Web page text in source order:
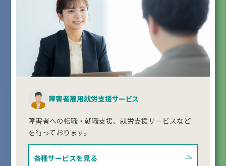
障害者雇用就労支援サービス
障害者への転職・就職支援、就労支援サービスなど
を行っております。
各種サービスを見る